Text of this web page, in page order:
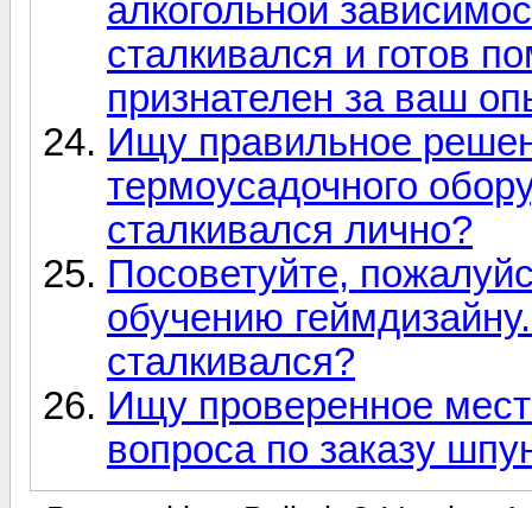
алкогольной
сталкивался и готов
признателен за ваш
Ищу правильное
термоусадочного
сталкивался лично?
Посоветуйте,
обучению
сталкивался?
Ищу проверенное
вопроса по заказу